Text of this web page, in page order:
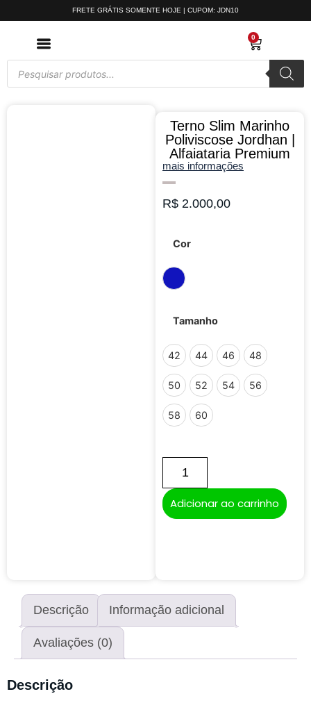
FRETE GRÁTIS SOMENTE HOJE | CUPOM: JDN10
0
Terno Slim Marinho
Poliviscose Jordhan |
Alfaiataria Premium
mais informações
R$ 2.000,00
Cor
Marinho
Tamanho
42 44 46 48
50 52 54 56
58 60
Adicionar ao carrinho
Descrição Informação adicional
Avaliações (0)
Descrição